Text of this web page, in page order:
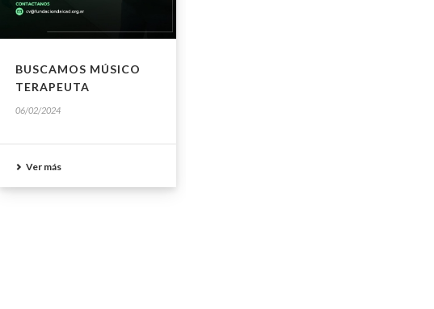
BUSCAMOS MÚSICO
TERAPEUTA
06/02/2024
Ver más